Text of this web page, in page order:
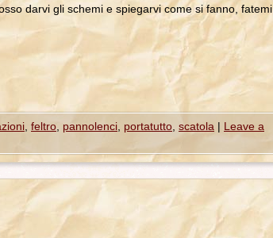
darvi gli schemi e spiegarvi come si fanno, fatemi
feltro pannolenci portatutto scatola | Leave a